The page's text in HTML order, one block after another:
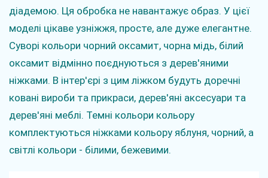
діадемою. Ця обробка не навантажує образ. У цієї
моделі цікаве узніжжя, просте, але дуже елегантне.
Суворі кольори чорний оксамит, чорна мідь, білий
оксамит відмінно поєднуються з дерев'яними
ніжками. В інтер'єрі з цим ліжком будуть доречні
ковані вироби та прикраси, дерев'яні аксесуари та
дерев'яні меблі. Темні кольори кольору
комплектуються ніжками кольору яблуня, чорний, а
світлі кольори - білими, бежевими.